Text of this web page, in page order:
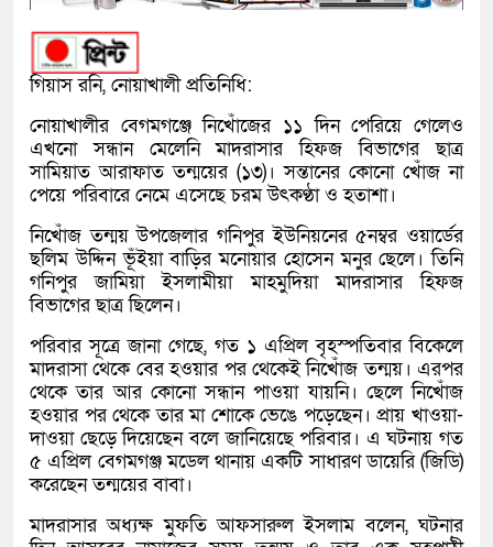
গিয়াস রনি, নোয়াখালী প্রতিনিধি:
নোয়াখালীর বেগমগঞ্জে নিখোঁজের ১১ দিন পেরিয়ে গেলেও
এখনো সন্ধান মেলেনি মাদরাসার হিফজ বিভাগের ছাত্র
সামিয়াত আরাফাত তন্ময়ের (১৩)। সন্তানের কোনো খোঁজ না
পেয়ে পরিবারে নেমে এসেছে চরম উৎকণ্ঠা ও হতাশা।
নিখোঁজ তন্ময় উপজেলার গনিপুর ইউনিয়নের ৫নম্বর ওয়ার্ডের
ছলিম উদ্দিন ভূঁইয়া বাড়ির মনোয়ার হোসেন মনুর ছেলে। তিনি
গনিপুর জামিয়া ইসলামীয়া মাহমুদিয়া মাদরাসার হিফজ
বিভাগের ছাত্র ছিলেন।
পরিবার সূত্রে জানা গেছে, গত ১ এপ্রিল বৃহস্পতিবার বিকেলে
মাদরাসা থেকে বের হওয়ার পর থেকেই নিখোঁজ তন্ময়। এরপর
থেকে তার আর কোনো সন্ধান পাওয়া যায়নি। ছেলে নিখোঁজ
হওয়ার পর থেকে তার মা শোকে ভেঙে পড়েছেন। প্রায় খাওয়া-
দাওয়া ছেড়ে দিয়েছেন বলে জানিয়েছে পরিবার। এ ঘটনায় গত
৫ এপ্রিল বেগমগঞ্জ মডেল থানায় একটি সাধারণ ডায়েরি (জিডি)
করেছেন তন্ময়ের বাবা।
মাদরাসার অধ্যক্ষ মুফতি আফসারুল ইসলাম বলেন, ঘটনার